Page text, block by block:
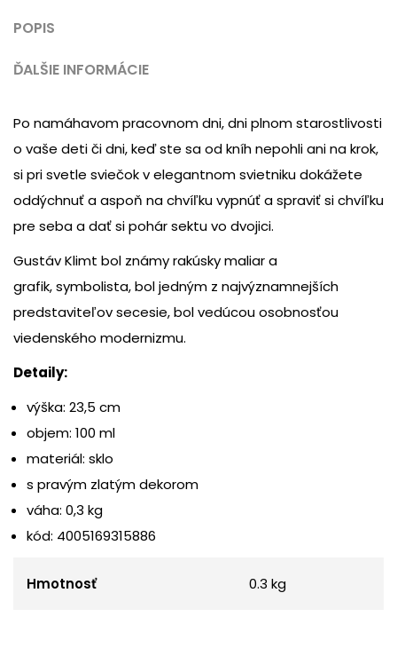
POPIS
ĎALŠIE INFORMÁCIE
Po namáhavom pracovnom dni, dni plnom starostlivosti
o vaše deti či dni, keď ste sa od kníh nepohli ani na krok,
si pri svetle sviečok v elegantnom svietniku dokážete
oddýchnuť a aspoň na chvíľku vypnúť a spraviť si chvíľku
pre seba a dať si pohár sektu vo dvojici.
Gustáv Klimt bol známy rakúsky maliar a
grafik, symbolista, bol jedným z najvýznamnejších
predstaviteľov secesie, bol vedúcou osobnosťou
viedenského modernizmu.
Detaily:
výška: 23,5 cm
objem: 100 ml
materiál: sklo
s pravým zlatým dekorom
váha: 0,3 kg
kód: 4005169315886
Hmotnosť 0.3 kg